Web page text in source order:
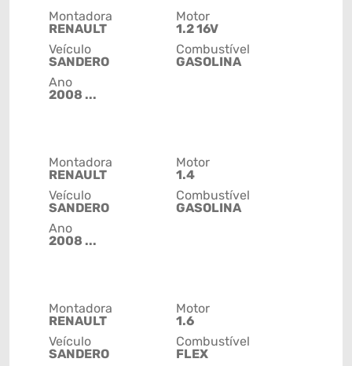
Montadora
RENAULT
Veículo
SANDERO
Ano
2008 ...
Motor
1.2 16V
Combustível
GASOLINA
Montadora
RENAULT
Veículo
SANDERO
Ano
2008 ...
Motor
1.4
Combustível
GASOLINA
Montadora
RENAULT
Veículo
SANDERO
Motor
1.6
Combustível
FLEX